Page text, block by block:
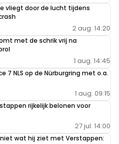
vliegt door de lucht tijdens
2 aug. 14:20
met de schrik vrij na
1 aug. 14:45
7 NLS op de Nürburgring met o.a.
1 aug. 09:15
rijkelijk belonen voor
27 jul. 14:00
wat hij ziet met Verstappen: